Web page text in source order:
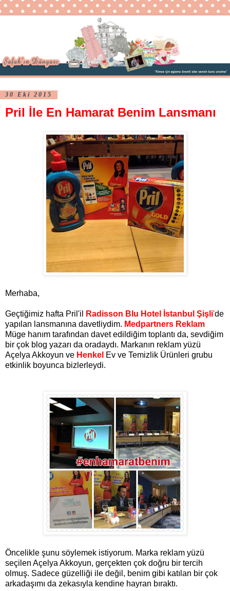
30 Eki 2015
Pril İle En Hamarat Benim Lansmanı
Merhaba,
Geçtiğimiz hafta Pril'il Radisson Blu Hotel İstanbul Şişli'de
yapılan lansmanına davetliydim. Medpartners Reklam
Müge hanım tarafından davet edildiğim toplantı da, sevdiğim
bir çok blog yazarı da oradaydı. Markanın reklam yüzü
Açelya Akkoyun ve Henkel Ev ve Temizlik Ürünleri grubu
etkinlik boyunca bizlerleydi.
Öncelikle şunu söylemek istiyorum. Marka reklam yüzü
seçilen Açelya Akkoyun, gerçekten çok doğru bir tercih
olmuş. Sadece güzelliği ile değil, benim gibi katılan bir çok
arkadaşımı da zekasıyla kendine hayran bıraktı.